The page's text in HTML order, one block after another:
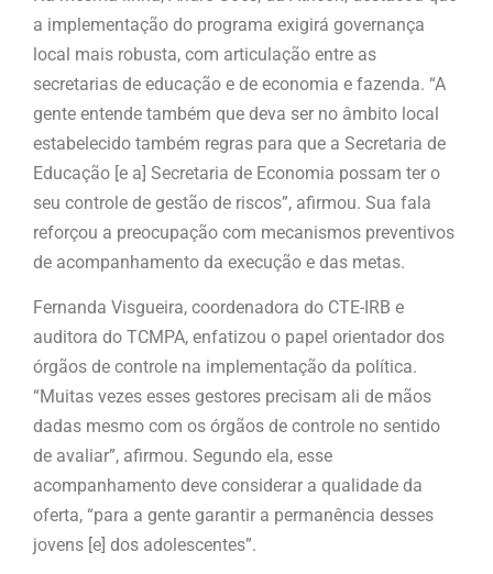
a implementação do programa exigirá governança
local mais robusta, com articulação entre as
secretarias de educação e de economia e fazenda. “A
gente entende também que deva ser no âmbito local
estabelecido também regras para que a Secretaria de
Educação [e a] Secretaria de Economia possam ter o
seu controle de gestão de riscos”, afirmou. Sua fala
reforçou a preocupação com mecanismos preventivos
de acompanhamento da execução e das metas.
Fernanda Visgueira, coordenadora do CTE-IRB e
auditora do TCMPA, enfatizou o papel orientador dos
órgãos de controle na implementação da política.
“Muitas vezes esses gestores precisam ali de mãos
dadas mesmo com os órgãos de controle no sentido
de avaliar”, afirmou. Segundo ela, esse
acompanhamento deve considerar a qualidade da
oferta, “para a gente garantir a permanência desses
jovens [e] dos adolescentes”.